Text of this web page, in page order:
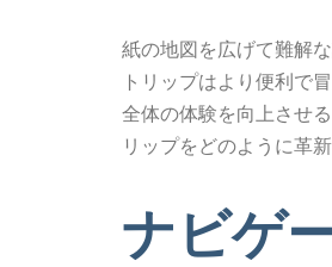
紙の地図を広げて難解
トリップはより便利で
全体の体験を向上させ
リップをどのように革
ナビゲ